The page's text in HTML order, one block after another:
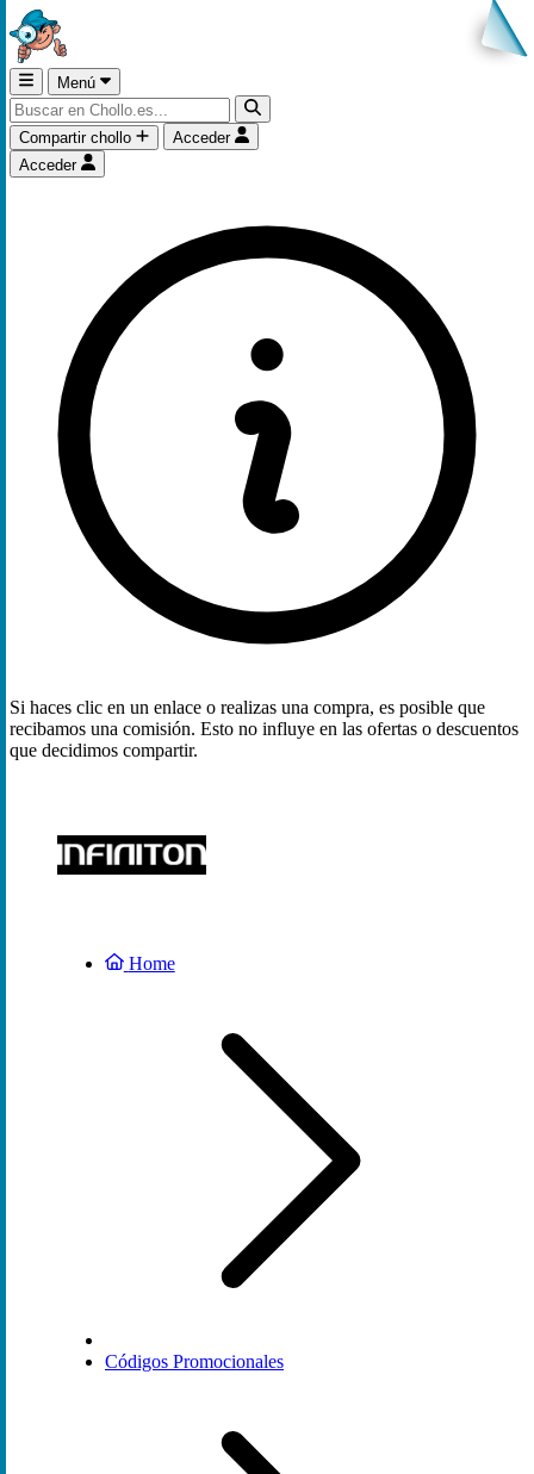
Menú
Compartir chollo
Acceder
Acceder
Si haces clic en un enlace o realizas una compra, es posible que
recibamos una comisión. Esto no influye en las ofertas o descuentos
que decidimos compartir.
Home
Códigos Promocionales